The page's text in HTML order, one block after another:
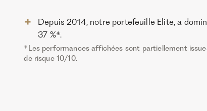
Depuis 2014, notre portefeuille Elite, a
37 %*.
*Les performances affichées sont partiellement
de risque 10/10.